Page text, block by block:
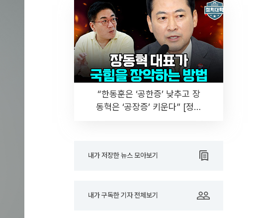
“한동훈은 ‘공한증’ 낮추고 장
동혁은 ‘공장증’ 키운다” [정치
내가 저장한 뉴스 모아보기
내가 구독한 기자 전체보기